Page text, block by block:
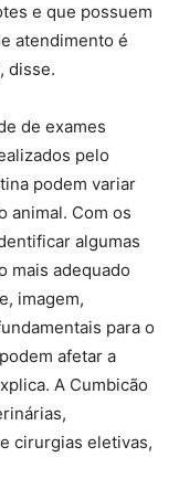
e que possuem
atendimento é
disse.
de exames
pelo
podem variar
animal. Com os
algumas
mais adequado
imagem,
para o
afetar a
A Cumbicão
cirurgias eletivas,